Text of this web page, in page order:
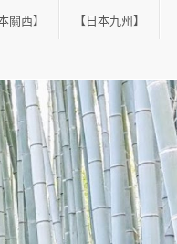
關西】 【日本九州】